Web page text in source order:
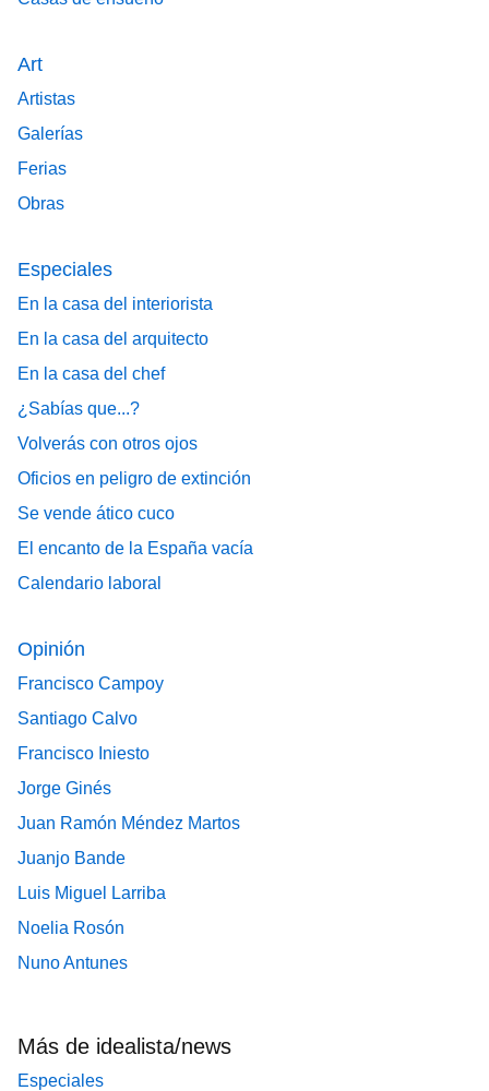
Art
Artistas
Galerías
Ferias
Obras
Especiales
En la casa del interiorista
En la casa del arquitecto
En la casa del chef
¿Sabías que...?
Volverás con otros ojos
Oficios en peligro de extinción
Se vende ático cuco
El encanto de la España vacía
Calendario laboral
Opinión
Francisco Campoy
Santiago Calvo
Francisco Iniesto
Jorge Ginés
Juan Ramón Méndez Martos
Juanjo Bande
Luis Miguel Larriba
Noelia Rosón
Nuno Antunes
Más de idealista/news
Especiales